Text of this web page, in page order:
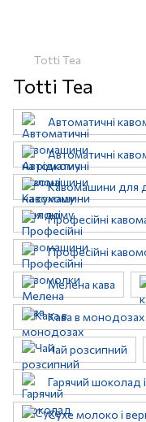
Totti Tea
Totti Tea
Автоматичні
Автоматичні
Кавомашини для
Професійні
Професійні
Мелена кава
Кава в монодозах
Чай розсипний
Гарячий шоколад
Сухе молоко і